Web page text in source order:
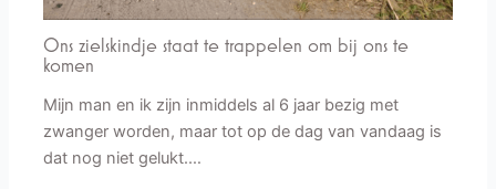
Ons zielskindje staat te trappelen om bij ons te
komen
Mijn man en ik zijn inmiddels al 6 jaar bezig met
zwanger worden, maar tot op de dag van vandaag is
dat nog niet gelukt.…